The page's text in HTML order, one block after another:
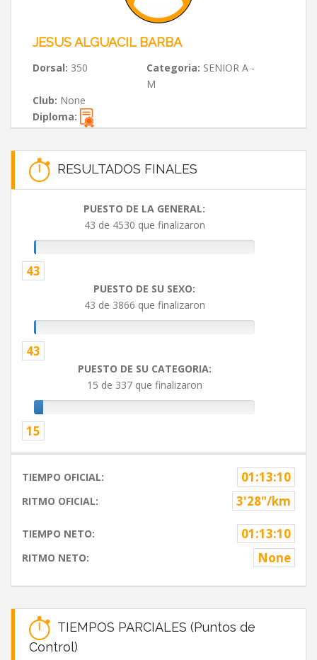
JESUS ALGUACIL BARBA
Dorsal: 350 Categoria: SENIOR A -
M
Club: None
Diploma:
RESULTADOS FINALES
PUESTO DE LA GENERAL:
43 de 4530 que finalizaron
43
PUESTO DE SU SEXO:
43 de 3866 que finalizaron
43
PUESTO DE SU CATEGORIA:
15 de 337 que finalizaron
15
TIEMPO OFICIAL: 01:13:10
RITMO OFICIAL: 3'28"/km
TIEMPO NETO: 01:13:10
RITMO NETO: None
TIEMPOS PARCIALES (Puntos de
Control)